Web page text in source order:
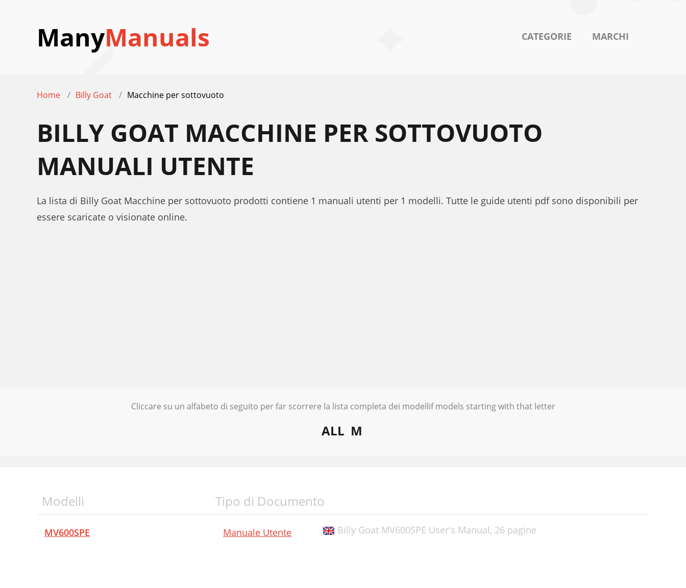
ManyManuals CATEGORIE MARCHI
Home Billy Goat Macchine per sottovuoto
BILLY GOAT MACCHINE PER SOTTOVUOTO
MANUALI UTENTE
La lista di Billy Goat Macchine per sottovuoto prodotti contiene 1 manuali utenti per 1 modelli. Tutte le guide utenti pdf sono disponibili per
essere scaricate o visionate online.
Cliccare su un alfabeto di seguito per far scorrere la lista completa dei modellif models starting with that letter
ALL M
Modelli Tipo di Documento
MV600SPE Manuale Utente Billy Goat MV600SPE User's Manual, 26 pagine